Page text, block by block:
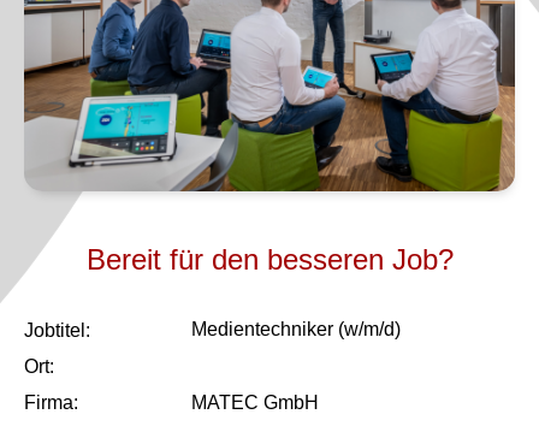
Bereit für den besseren Job?
Job­titel:
Medientechniker (w/m/d)
Ort:
Firma:
MATEC GmbH